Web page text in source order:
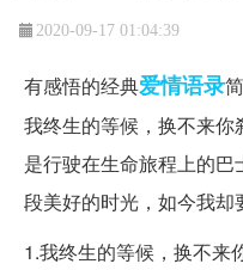
2020-09-17 01:04:39
有感悟的经典爱情语录
我终生的等候，换不来
是行驶在生命旅程上的
段美好的时光，如今我却
1.我终生的等候，换不来